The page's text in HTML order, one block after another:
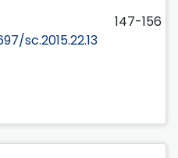
147-156
sc.2015.22.13